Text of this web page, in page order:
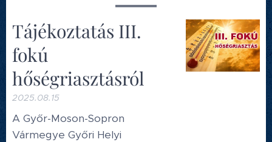
Tájékoztatás III.
fokú
hőségriasztásról
2025.08.15
A Győr-Moson-Sopron
Vármegye Győri Helyi